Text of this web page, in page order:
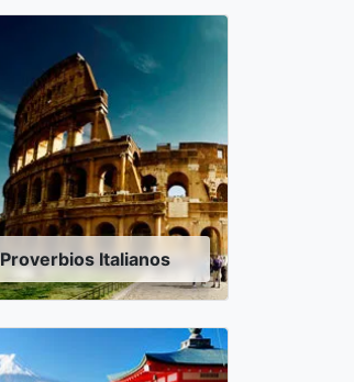
Proverbios Italianos